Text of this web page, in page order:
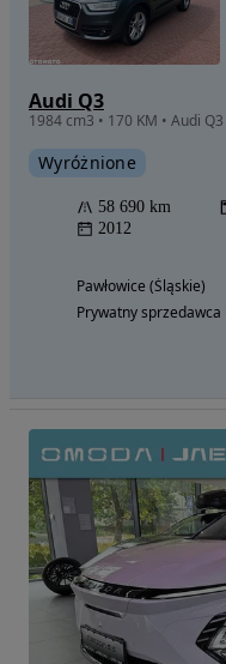
Audi Q3
1984 cm3 • 170 KM • Audi
Wyróżnione
58 690 km
2012
Pawłowice (Śląskie)
Prywatny sprzedawca